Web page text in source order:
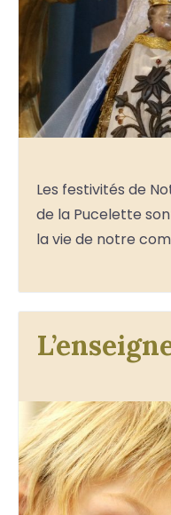
Les festivités de
de la Pucelette
la vie de notre